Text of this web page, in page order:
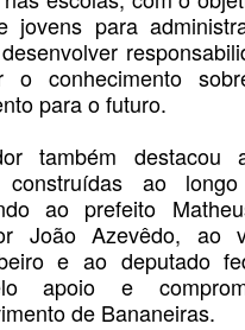
jovens para
o conhecimento
para o futuro.
também destacou
construídas ao
ao prefeito
João Azevêdo, ao
e ao deputado
apoio e
de Bananeiras.